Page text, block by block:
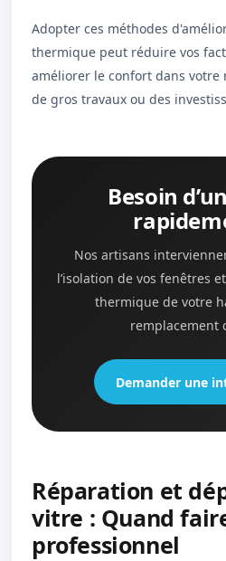
Adopter ces méthodes
thermique peut réduire vos
améliorer le confort dans votre
de gros travaux ou des
Besoin
Nos artisans
l’isolation de vos fenêtres
thermique de votre
remplacement
Demander une
Réparation et
vitre : Quand
professionnel